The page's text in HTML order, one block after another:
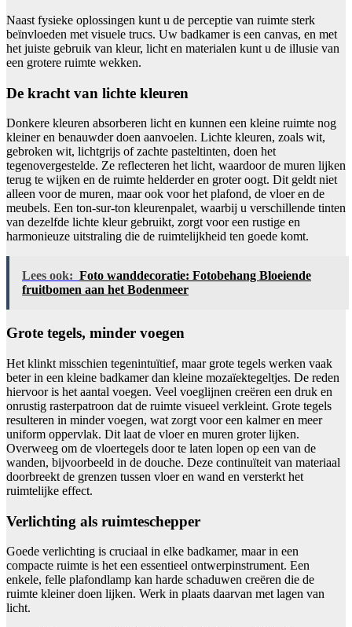
Naast fysieke oplossingen kunt u de perceptie van ruimte sterk
beïnvloeden met visuele trucs. Uw badkamer is een canvas, en met
het juiste gebruik van kleur, licht en materialen kunt u de illusie van
een grotere ruimte wekken.
De kracht van lichte kleuren
Donkere kleuren absorberen licht en kunnen een kleine ruimte nog
kleiner en benauwder doen aanvoelen. Lichte kleuren, zoals wit,
gebroken wit, lichtgrijs of zachte pasteltinten, doen het
tegenovergestelde. Ze reflecteren het licht, waardoor de muren lijken
terug te wijken en de ruimte helderder en groter oogt. Dit geldt niet
alleen voor de muren, maar ook voor het plafond, de vloer en de
meubels. Een ton-sur-ton kleurenpalet, waarbij u verschillende tinten
van dezelfde lichte kleur gebruikt, zorgt voor een rustige en
harmonieuze uitstraling die de ruimtelijkheid ten goede komt.
Lees ook: Foto wanddecoratie: Fotobehang Bloeiende
fruitbomen aan het Bodenmeer
Grote tegels, minder voegen
Het klinkt misschien tegenintuïtief, maar grote tegels werken vaak
beter in een kleine badkamer dan kleine mozaïektegeltjes. De reden
hiervoor is het aantal voegen. Veel voeglijnen creëren een druk en
onrustig rasterpatroon dat de ruimte visueel verkleint. Grote tegels
resulteren in minder voegen, wat zorgt voor een kalmer en meer
uniform oppervlak. Dit laat de vloer en muren groter lijken.
Overweeg om de vloertegels door te laten lopen op een van de
wanden, bijvoorbeeld in de douche. Deze continuïteit van materiaal
doorbreekt de grenzen tussen vloer en wand en versterkt het
ruimtelijke effect.
Verlichting als ruimteschepper
Goede verlichting is cruciaal in elke badkamer, maar in een
compacte ruimte is het een essentieel ontwerpinstrument. Een
enkele, felle plafondlamp kan harde schaduwen creëren die de
ruimte kleiner doen lijken. Werk in plaats daarvan met lagen van
licht.